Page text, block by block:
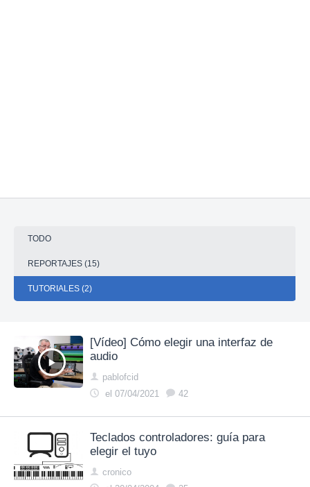
TODO
REPORTAJES (15)
TUTORIALES (2)
[Vídeo] Cómo elegir una interfaz de
audio
pablofcid
el 07/04/2021
42
Teclados controladores: guía para
elegir el tuyo
cronico